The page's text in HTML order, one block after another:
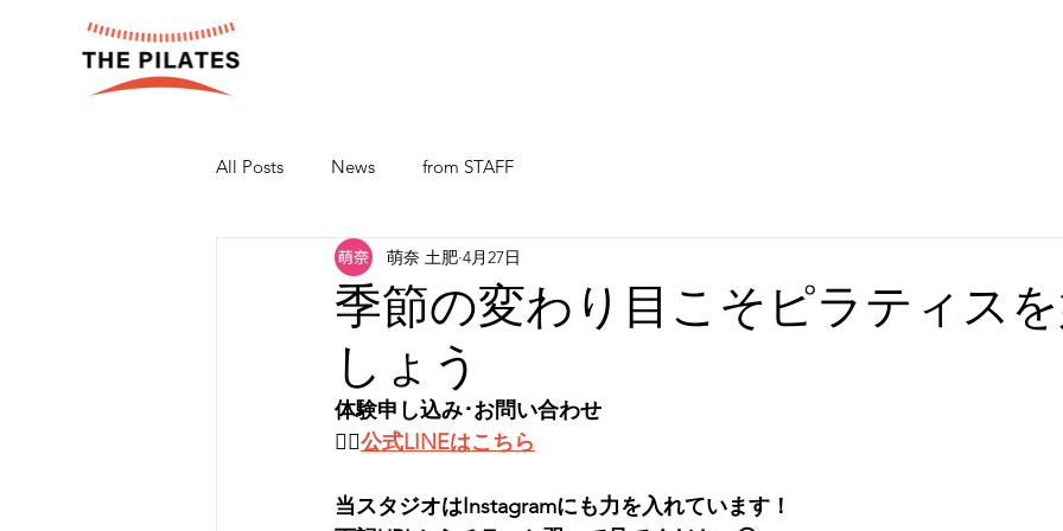
All Posts News from STAFF
季節の変わり目こそピラティス
しょう
萌奈 土肥 4月27日
体験申し込み･お問い合わせ
👉🏻公式LINEはこちら
当スタジオはInstagramにも力を入れています！